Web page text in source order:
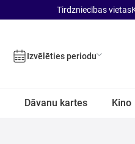
Tirdzniecības vietas
Izvēlēties periodu
Dāvanu kartes Kino